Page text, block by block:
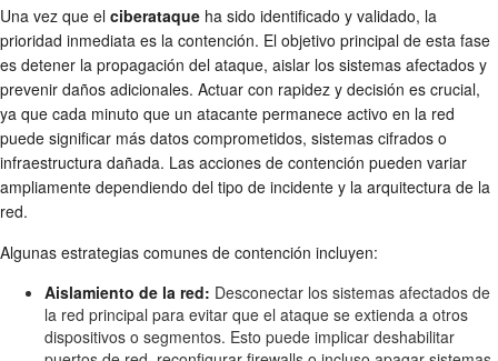
Una vez que el ciberataque ha sido identificado y validado, la
prioridad inmediata es la contención. El objetivo principal de esta fase
es detener la propagación del ataque, aislar los sistemas afectados y
prevenir daños adicionales. Actuar con rapidez y decisión es crucial,
ya que cada minuto que un atacante permanece activo en la red
puede significar más datos comprometidos, sistemas cifrados o
infraestructura dañada. Las acciones de contención pueden variar
ampliamente dependiendo del tipo de incidente y la arquitectura de la
red.
Algunas estrategias comunes de contención incluyen:
Aislamiento de la red: Desconectar los sistemas afectados de
la red principal para evitar que el ataque se extienda a otros
dispositivos o segmentos. Esto puede implicar deshabilitar